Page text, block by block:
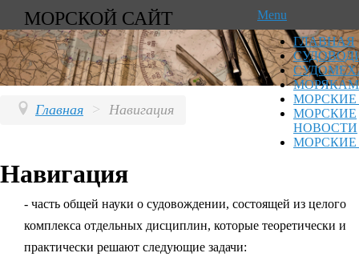
МОРСКОЙ САЙТ
Menu
ГЛАВНАЯ
МОРЯКАМ
МОРСКИЕ
МОРСКИЕ
НОВОСТИ
МОРСКИЕ
Главная > Навигация
Навигация
- часть общей науки о судовождении, состоящей из целого
комплекса отдельных дисциплин, которые теоретически и
практически решают следующие задачи: